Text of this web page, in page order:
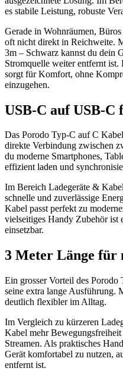
es stabile Leistung, robuste
Gerade in Wohnräumen,
oft nicht direkt in Reichweite.
3m – Schwarz kannst du dein
Stromquelle weiter entfernt
sorgt für Komfort, ohne
einzugehen.
USB-C auf USB-C
Das Porodo Typ-C auf C
direkte Verbindung zwischen
du moderne Smartphones,
effizient laden und
Im Bereich Ladegeräte &
schnelle und zuverlässige
Kabel passt perfekt zu
vielseitiges Handy Zubehör ist
einsetzbar.
3 Meter Länge
Ein grosser Vorteil des
seine extra lange Ausführung.
deutlich flexibler im Alltag.
Im Vergleich zu kürzeren
Kabel mehr
Streamen. Als praktisches
Gerät komfortabel zu nutzen,
entfernt ist.